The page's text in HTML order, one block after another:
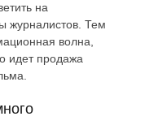
на
журналистов. Тем
волна,
идет продажа